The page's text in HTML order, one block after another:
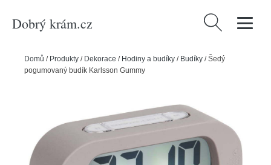
Dobrý krám.cz Vyhledávání
Domů / Produkty / Dekorace / Hodiny a budíky / Budíky /Šedý
pogumovaný budík Karlsson Gummy